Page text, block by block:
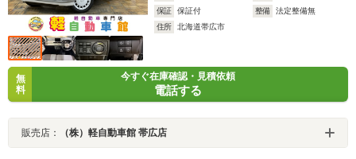
保証
保証付 整備
法定整備無
住所
北海道帯広市
無
料
今すぐ在庫確認・見積依頼
電話する
販売店： （株）軽自動車館 帯広店